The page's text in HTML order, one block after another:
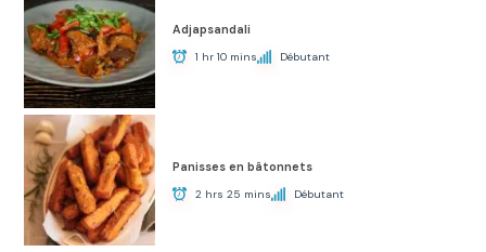
Adjapsandali
1 hr 10 mins Débutant
Panisses en bâtonnets
2 hrs 25 mins Débutant